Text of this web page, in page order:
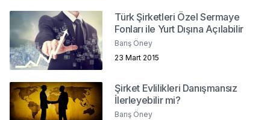
Türk Şirketleri Özel Sermaye
Fonları ile Yurt Dışına Açılabilir
Barış Öney
23 Mart 2015
Şirket Evlilikleri Danışmansız
İlerleyebilir mi?
Barış Öney